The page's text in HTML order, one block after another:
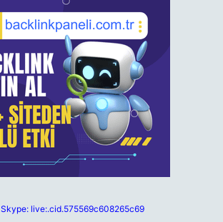
Skype: live:.cid.575569c608265c69